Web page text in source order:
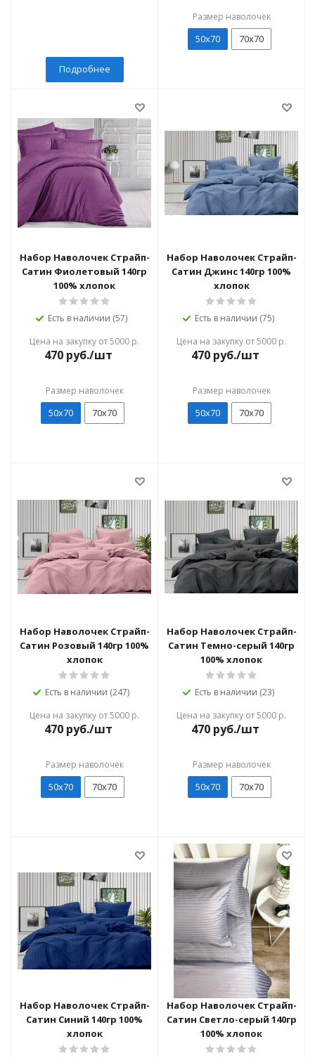
Подробнее
Размер наволочек
50х70 70х70
Набор Наволочек Страйп-
Сатин Фиолетовый 140гр
100% хлопок
Есть в наличии (57)
Цена на закупку от 5000 р.
470 руб./шт
Размер наволочек
50х70 70х70
Набор Наволочек Страйп-
Сатин Джинс 140гр 100%
хлопок
Есть в наличии (75)
Цена на закупку от 5000 р.
470 руб./шт
Размер наволочек
50х70 70х70
Набор Наволочек Страйп-
Сатин Розовый 140гр 100%
хлопок
Есть в наличии (247)
Цена на закупку от 5000 р.
470 руб./шт
Размер наволочек
50х70 70х70
Набор Наволочек Страйп-
Сатин Темно-серый 140гр
100% хлопок
Есть в наличии (23)
Цена на закупку от 5000 р.
470 руб./шт
Размер наволочек
50х70 70х70
Набор Наволочек Страйп-
Сатин Синий 140гр 100%
хлопок
Набор Наволочек Страйп-
Сатин Светло-серый 140гр
100% хлопок